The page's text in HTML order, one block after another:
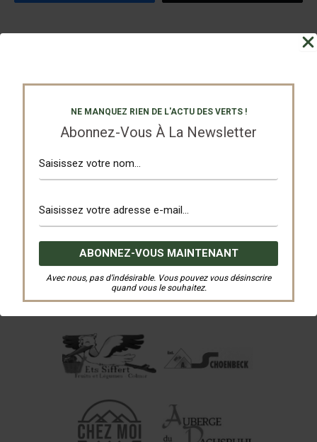
NE MANQUEZ RIEN DE L'ACTU DES VERTS !
Abonnez-Vous À La Newsletter
Avec nous, pas d’indésirable. Vous pouvez vous désinscrire
quand vous le souhaitez.
Nos Partenaires